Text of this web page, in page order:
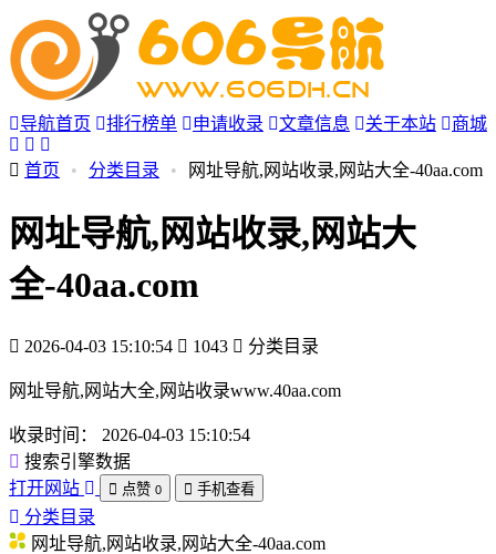
导航首页 排行榜单 申请收录 文章信息 关于本站 商城
首页 • 分类目录 • 网址导航,网站收录,网站大全-40aa.com
网址导航,网站收录,网站大
全-40aa.com
2026-04-03 15:10:54 1043 分类目录
网址导航,网站大全,网站收录www.40aa.com
收录时间：
2026-04-03 15:10:54
搜索引擎数据
打开网站
点赞 0 手机查看
分类目录
网址导航,网站收录,网站大全-40aa.com